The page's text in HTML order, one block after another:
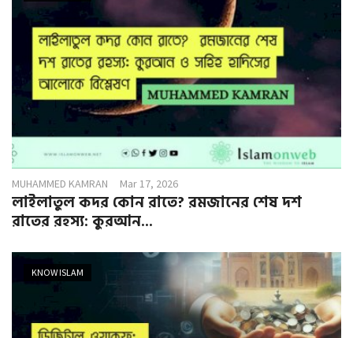
MUHAMMED KAMRAN Mar 17, 2026
লাইলাতুল কদর কোন রাতে? রমজানের শেষ দশ
রাতের রহস্য: কুরআন...
KNOW ISLAM